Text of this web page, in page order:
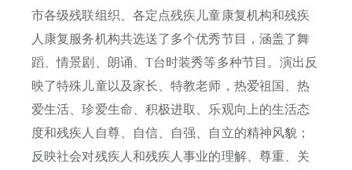
市各级残联组织、各定点残疾儿童康复机构和残疾
人康复服务机构共选送了多个优秀节目，涵盖了舞
蹈、情景剧、朗诵、T台时装秀等多种节目。演出反
映了特殊儿童以及家长、特教老师，热爱祖国、热
爱生活、珍爱生命、积极进取、乐观向上的生活态
度和残疾人自尊、自信、自强、自立的精神风貌；
反映社会对残疾人和残疾人事业的理解、尊重、关